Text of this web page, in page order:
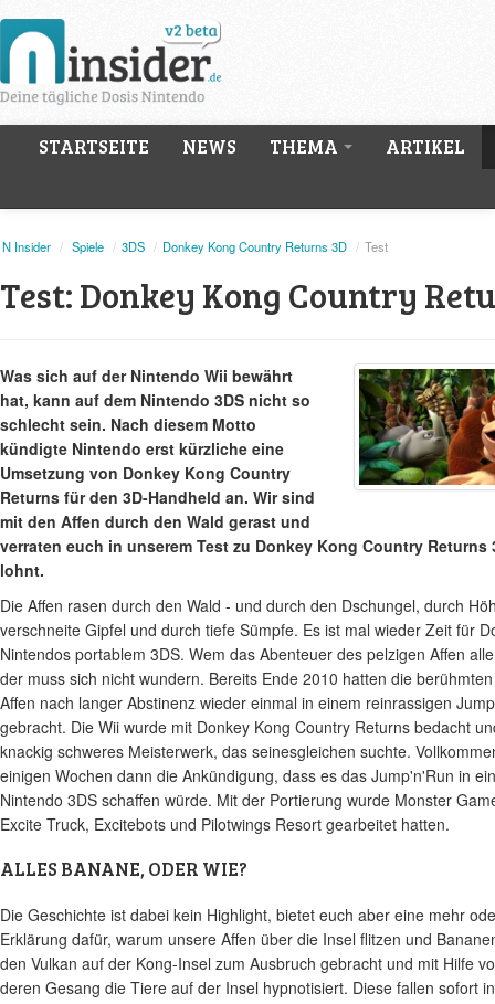
STARTSEITE NEWS THEMA ARTIKEL
N Insider / Spiele / 3DS / Donkey Kong Country Returns 3D / Test
Test: Donkey Kong Country
Was sich auf der Nintendo Wii bewährt
hat, kann auf dem Nintendo 3DS nicht so
schlecht sein. Nach diesem Motto
kündigte Nintendo erst kürzliche eine
Umsetzung von Donkey Kong Country
Returns für den 3D-Handheld an. Wir sind
mit den Affen durch den Wald gerast und
verraten euch in unserem Test zu Donkey Kong Country Returns
lohnt.
Die Affen rasen durch den Wald - und durch den Dschungel, durch
verschneite Gipfel und durch tiefe Sümpfe. Es ist mal wieder Zeit für
Nintendos portablem 3DS. Wem das Abenteuer des pelzigen Affen
der muss sich nicht wundern. Bereits Ende 2010 hatten die
Affen nach langer Abstinenz wieder einmal in einem reinrassigen
gebracht. Die Wii wurde mit Donkey Kong Country Returns bedacht
knackig schweres Meisterwerk, das seinesgleichen suchte.
einigen Wochen dann die Ankündigung, dass es das Jump'n'Run in
Nintendo 3DS schaffen würde. Mit der Portierung wurde Monster
Excite Truck, Excitebots und Pilotwings Resort gearbeitet hatten.
ALLES BANANE, ODER WIE?
Die Geschichte ist dabei kein Highlight, bietet euch aber eine mehr
Erklärung dafür, warum unsere Affen über die Insel flitzen und
den Vulkan auf der Kong-Insel zum Ausbruch gebracht und mit Hilfe
deren Gesang die Tiere auf der Insel hypnotisiert. Diese fallen sofort